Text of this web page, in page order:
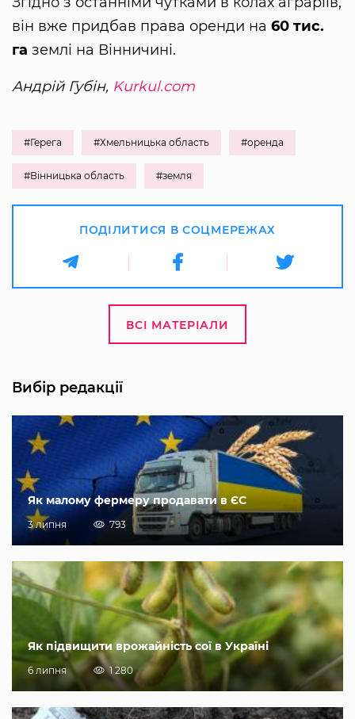
він вже придбав права оренди на 60 тис.
га землі на Вінничині.
Андрій Губін, Kurkul.com
#Герега #Хмельницька область #оренда
#Вінницька область #земля
ПОДІЛИТИСЯ В СОЦМЕРЕЖАХ
ВСІ МАТЕРІАЛИ
Вибір редакції
Як малому фермеру продавати в ЄС
3 липня 793
Як підвищити врожайність сої в Україні
6 липня 1 280